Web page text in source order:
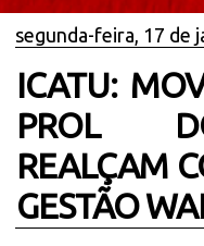
segunda-feira, 17 de
ICATU:
PROL
REALÇAM
GESTÃO